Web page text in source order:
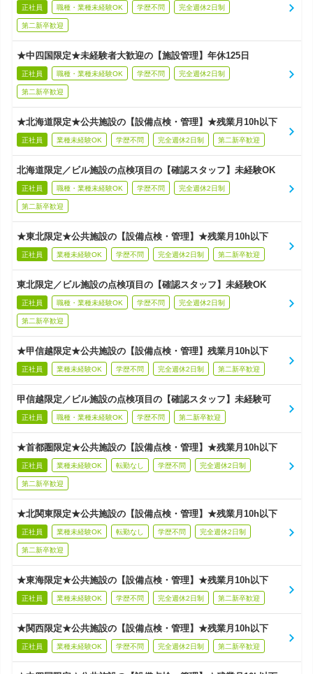
正社員 職種・業種未経験OK 学歴不問 完全週休2日制
第二新卒歓迎
★中四国限定★未経験者大歓迎の【施設管理】年休125日
正社員 職種・業種未経験OK 学歴不問 完全週休2日制
第二新卒歓迎
★北海道限定★公共施設の【設備点検・管理】★残業月10h以下
正社員 業種未経験OK 学歴不問 完全週休2日制 第二新卒歓迎
北海道限定／ビル施設の点検項目の【確認スタッフ】未経験OK
正社員 職種・業種未経験OK 学歴不問 完全週休2日制
第二新卒歓迎
★東北限定★公共施設の【設備点検・管理】★残業月10h以下
正社員 業種未経験OK 学歴不問 完全週休2日制 第二新卒歓迎
東北限定／ビル施設の点検項目の【確認スタッフ】未経験OK
正社員 職種・業種未経験OK 学歴不問 完全週休2日制
第二新卒歓迎
★甲信越限定★公共施設の【設備点検・管理】残業月10h以下
正社員 業種未経験OK 学歴不問 完全週休2日制 第二新卒歓迎
甲信越限定／ビル施設の点検項目の【確認スタッフ】未経験可
正社員 職種・業種未経験OK 学歴不問 第二新卒歓迎
★首都圏限定★公共施設の【設備点検・管理】★残業月10h以下
正社員 業種未経験OK 転勤なし 学歴不問 完全週休2日制
第二新卒歓迎
★北関東限定★公共施設の【設備点検・管理】★残業月10h以下
正社員 業種未経験OK 転勤なし 学歴不問 完全週休2日制
第二新卒歓迎
★東海限定★公共施設の【設備点検・管理】★残業月10h以下
正社員 業種未経験OK 学歴不問 完全週休2日制 第二新卒歓迎
★関西限定★公共施設の【設備点検・管理】★残業月10h以下
正社員 業種未経験OK 学歴不問 完全週休2日制 第二新卒歓迎